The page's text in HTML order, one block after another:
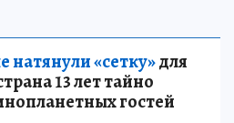
«сетку»для
13 лет тайно
гостей